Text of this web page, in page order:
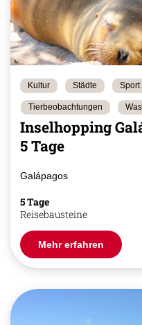
Kultur Städte Sport
Tierbeobachtungen
Inselhopping
5 Tage
Galápagos
5 Tage
Reisebausteine
Mehr erfahren